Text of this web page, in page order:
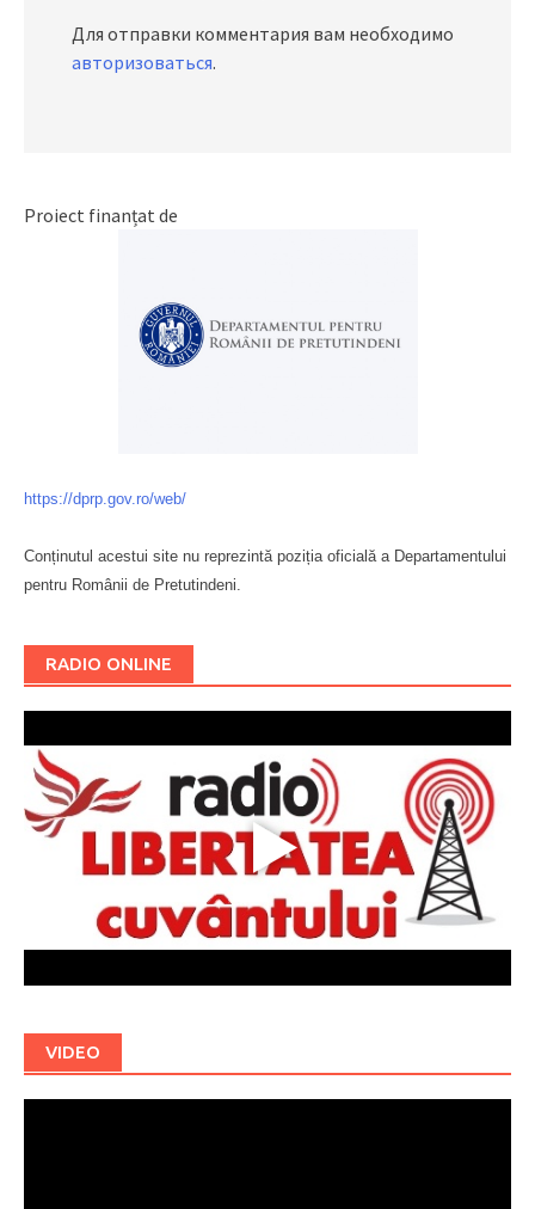
Для отправки комментария вам необходимо
авторизоваться.
Proiect finanțat de
https://dprp.gov.ro/web/
Conținutul acestui site nu reprezintă poziția oficială a Departamentului
pentru Românii de Pretutindeni.
RADIO ONLINE
VIDEO